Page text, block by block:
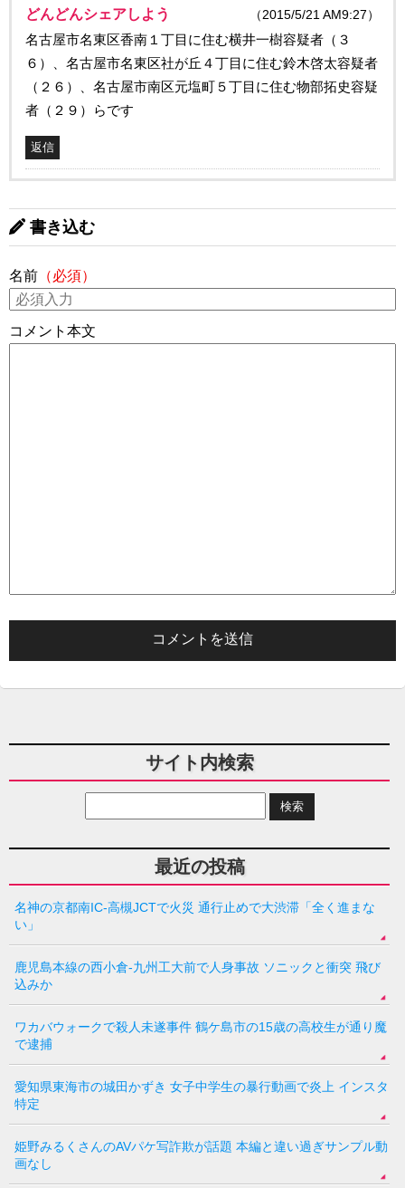
どんどんシェアしよう （2015/5/21 AM9:27）
名古屋市名東区香南１丁目に住む横井一樹容疑者（３
６）、名古屋市名東区社が丘４丁目に住む鈴木啓太容疑者
（２６）、名古屋市南区元塩町５丁目に住む物部拓史容疑
者（２９）らです
返信
書き込む
名前 （必須）
コメント本文
サイト内検索
最近の投稿
名神の京都南IC-高槻JCTで火災 通行止めで大渋滞「全く進まな
い」
鹿児島本線の西小倉-九州工大前で人身事故 ソニックと衝突 飛び
込みか
ワカバウォークで殺人未遂事件 鶴ケ島市の15歳の高校生が通り魔
で逮捕
愛知県東海市の城田かずき 女子中学生の暴行動画で炎上 インスタ
特定
姫野みるくさんのAVパケ写詐欺が話題 本編と違い過ぎサンプル動
画なし